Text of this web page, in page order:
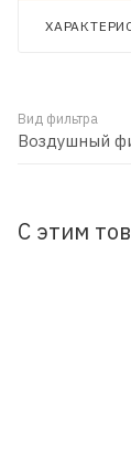
Вид фильтра
Воздушный
С этим